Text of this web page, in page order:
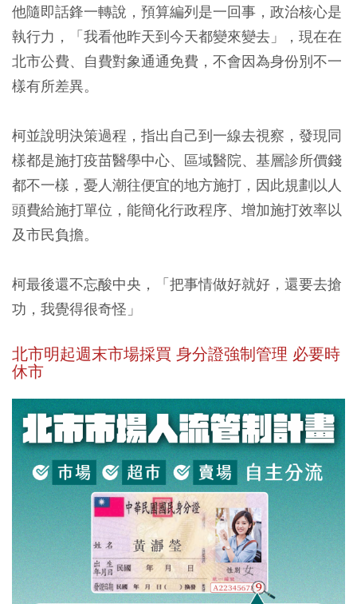
他隨即話鋒一轉說，預算編列是一回事，政治核心是
執行力，「我看他昨天到今天都變來變去」，現在在
北市公費、自費對象通通免費，不會因為身份別不一
樣有所差異。
柯並說明決策過程，指出自己到一線去視察，發現同
樣都是施打疫苗醫學中心、區域醫院、基層診所價錢
都不一樣，憂人潮往便宜的地方施打，因此規劃以人
頭費給施打單位，能簡化行政程序、增加施打效率以
及市民負擔。
柯最後還不忘酸中央，「把事情做好就好，還要去搶
功，我覺得很奇怪」
北市明起週末市場採買 身分證強制管理 必要時
休市